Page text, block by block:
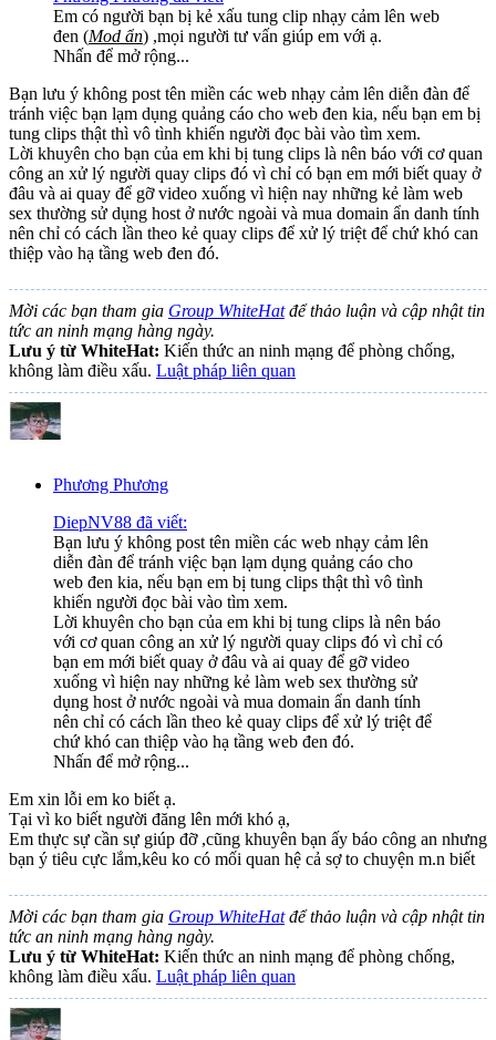
Em có người bạn bị kẻ xấu tung clip nhạy cảm lên web
đen (Mod ẩn) ,mọi người tư vấn giúp em với ạ.
Nhấn để mở rộng...
Bạn lưu ý không post tên miền các web nhạy cảm lên diễn đàn để
tránh việc bạn lạm dụng quảng cáo cho web đen kia, nếu bạn em bị
tung clips thật thì vô tình khiến người đọc bài vào tìm xem.
Lời khuyên cho bạn của em khi bị tung clips là nên báo với cơ quan
công an xử lý người quay clips đó vì chỉ có bạn em mới biết quay ở
đâu và ai quay để gỡ video xuống vì hiện nay những kẻ làm web
sex thường sử dụng host ở nước ngoài và mua domain ẩn danh tính
nên chỉ có cách lần theo kẻ quay clips để xử lý triệt để chứ khó can
thiệp vào hạ tầng web đen đó.
Mời các bạn tham gia Group WhiteHatđể thảo luận và cập nhật tin
tức an ninh mạng hàng ngày.
Lưu ý từ WhiteHat: Kiến thức an ninh mạng để phòng chống,
không làm điều xấu. Luật pháp liên quan
Phương Phương
DiepNV88 đã viết:
Bạn lưu ý không post tên miền các web nhạy cảm lên
diễn đàn để tránh việc bạn lạm dụng quảng cáo cho
web đen kia, nếu bạn em bị tung clips thật thì vô tình
khiến người đọc bài vào tìm xem.
Lời khuyên cho bạn của em khi bị tung clips là nên báo
với cơ quan công an xử lý người quay clips đó vì chỉ có
bạn em mới biết quay ở đâu và ai quay để gỡ video
xuống vì hiện nay những kẻ làm web sex thường sử
dụng host ở nước ngoài và mua domain ẩn danh tính
nên chỉ có cách lần theo kẻ quay clips để xử lý triệt để
chứ khó can thiệp vào hạ tầng web đen đó.
Nhấn để mở rộng...
Em xin lỗi em ko biết ạ.
Tại vì ko biết người đăng lên mới khó ạ,
Em thực sự cần sự giúp đỡ ,cũng khuyên bạn ấy báo công an nhưng
bạn ý tiêu cực lắm,kêu ko có mối quan hệ cả sợ to chuyện m.n biết
Mời các bạn tham gia Group WhiteHatđể thảo luận và cập nhật tin
tức an ninh mạng hàng ngày.
Lưu ý từ WhiteHat: Kiến thức an ninh mạng để phòng chống,
không làm điều xấu. Luật pháp liên quan